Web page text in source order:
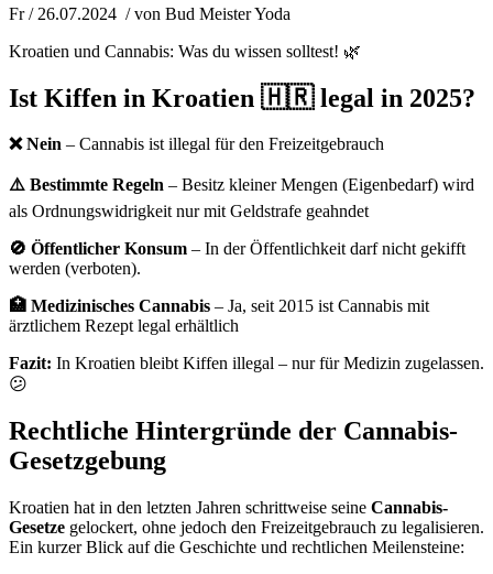
Fr / 26.07.2024 / von Bud Meister Yoda
Kroatien und Cannabis: Was du wissen solltest! 🌿
Ist Kiffen in Kroatien 🇭🇷 legal in 2025?
❌ Nein – Cannabis ist illegal für den Freizeitgebrauch​
⚠️ Bestimmte Regeln – Besitz kleiner Mengen (Eigenbedarf) wird
als Ordnungswidrigkeit nur mit Geldstrafe geahndet​
🚫 Öffentlicher Konsum – In der Öffentlichkeit darf nicht gekifft
werden (verboten).
🏥 Medizinisches Cannabis – Ja, seit 2015 ist Cannabis mit
ärztlichem Rezept legal erhältlich​
Fazit: In Kroatien bleibt Kiffen illegal – nur für Medizin zugelassen.
😕
Rechtliche Hintergründe der Cannabis-
Gesetzgebung
Kroatien hat in den letzten Jahren schrittweise seine Cannabis-
Gesetze gelockert, ohne jedoch den Freizeitgebrauch zu legalisieren.
Ein kurzer Blick auf die Geschichte und rechtlichen Meilensteine: